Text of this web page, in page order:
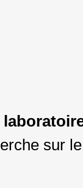
sur